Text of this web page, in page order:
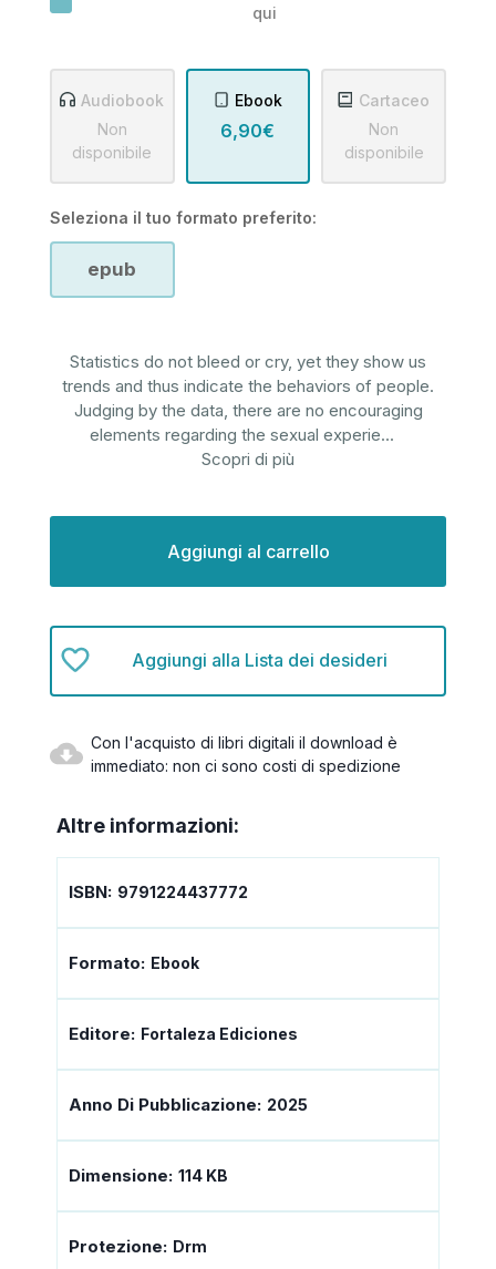
qui
Audiobook
Non
disponibile
Ebook
6,90€
Cartaceo
Non
disponibile
Seleziona il tuo formato preferito:
epub
Statistics do not bleed or cry, yet they show us
trends and thus indicate the behaviors of people.
Judging by the data, there are no encouraging
elements regarding the sexual experie...
Scopri di più
Aggiungi alla Lista dei desideri
Con l'acquisto di libri digitali il download è
immediato: non ci sono costi di spedizione
Altre informazioni:
ISBN: 9791224437772
Formato: Ebook
Editore: Fortaleza Ediciones
Anno Di Pubblicazione: 2025
Dimensione: 114 KB
Protezione: Drm